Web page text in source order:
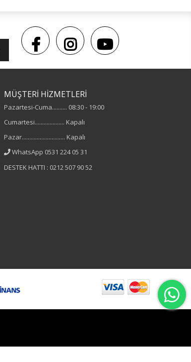
MÜŞTERİ HİZMETLERİ
Pazartesi-Cuma.......... 08:30 - 19:00
Cumartesi.................... Kapalı
Pazar............................. Kapalı
WhatsApp 0531 224 05 31
DESTEK HATTI : 0212 507 90 52